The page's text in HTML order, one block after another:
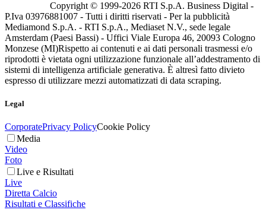
Copyright © 1999-2026 RTI S.p.A. Business Digital -
P.Iva 03976881007 - Tutti i diritti riservati - Per la pubblicità
Mediamond S.p.A. - RTI S.p.A., Mediaset N.V., sede legale
Amsterdam (Paesi Bassi) - Uffici Viale Europa 46, 20093 Cologno
Monzese (MI)Rispetto ai contenuti e ai dati personali trasmessi e/o
riprodotti è vietata ogni utilizzazione funzionale all’addestramento di
sistemi di intelligenza artificiale generativa. È altresì fatto divieto
espresso di utilizzare mezzi automatizzati di data scraping.
Legal
CorporatePrivacy PolicyCookie Policy
Media
Video
Foto
Live e Risultati
Live
Diretta Calcio
Risultati e Classifiche